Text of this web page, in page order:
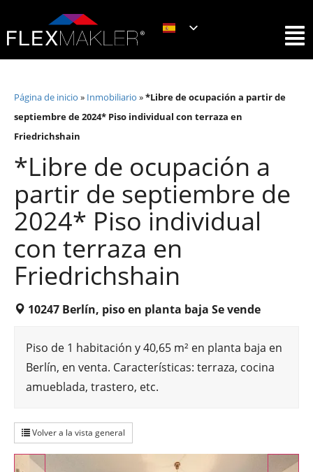
Página de inicio » Inmobiliario »*Libre de ocupación a partir de
septiembre de 2024* Piso individual con terraza en
Friedrichshain
*Libre de ocupación a
partir de septiembre de
2024* Piso individual
con terraza en
Friedrichshain
10247 Berlín, piso en planta baja Se vende
Piso de 1 habitación y 40,65 m² en planta baja en
Berlín, en venta. Características: terraza, cocina
amueblada, trastero, etc.
Volver a la vista general